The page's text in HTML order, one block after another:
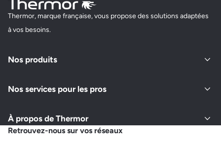
JMP 78
78100 SAINT-GERMAIN-EN-LAYE
Fermé actuellement
Demander un devis
BRIFFAULT
6 IMPASSE DE LA MAIRIE
Thermor, marque française, vous propose des solutions adaptées
à vos besoins.
Nos produits
Nos services pour les pros
À propos de Thermor
Retrouvez-nous sur vos réseaux